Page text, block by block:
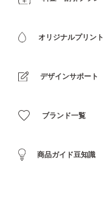
オリジナルプリント
デザインサポート
ブランド一覧
商品ガイド豆知識